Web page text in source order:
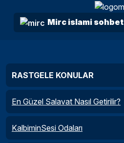
Mirc islami sohbet
RASTGELE KONULAR
En Güzel Salavat Nasıl Getirilir?
KalbiminSesi Odaları